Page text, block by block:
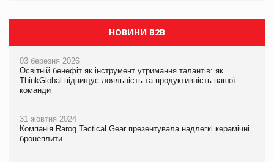
НОВИНИ B2B
03 березня 2026
Освітній бенефіт як інструмент утримання талантів: як
ThinkGlobal підвищує лояльність та продуктивність вашої
команди
31 жовтня 2024
Компанія Rarog Tactical Gear презентувала надлегкі керамічні
бронеплити